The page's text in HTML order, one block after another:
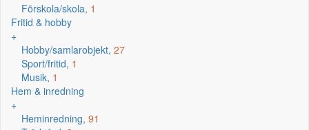
Förskola/skola, 1
Fritid & hobby
+
Hobby/samlarobjekt, 27
Sport/fritid, 1
Musik, 1
Hem & inredning
+
Heminredning, 91